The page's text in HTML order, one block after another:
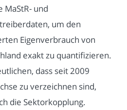
und
um den
Eigenverbrauch von
exakt zu quantifizieren.
dass seit 2009
zu verzeichnen sind,
die Sektorkopplung.